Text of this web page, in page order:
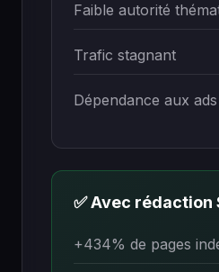
Faible autorité
Trafic stagnant
Dépendance aux ads
✅ Avec rédaction
+434% de pages